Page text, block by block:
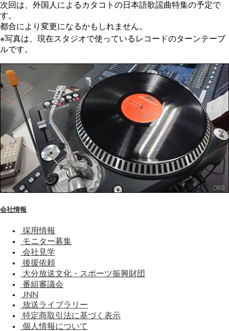
次回は、外国人によるカタコトの日本語歌謡曲特集の予定で
す。
都合により変更になるかもしれません。
※写真は、現在スタジオで使っているレコードのターンテーブ
ルです。
会社情報
採用情報
モニター募集
会社見学
後援依頼
大分放送文化・スポーツ振興財団
番組審議会
JNN
放送ライブラリー
特定商取引法に基づく表示
個人情報について